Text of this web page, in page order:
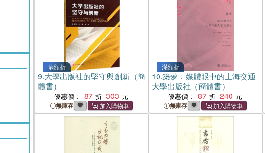
滿額折
9.大學出版社的堅守與創新（簡
體書）
優惠價： 87 303
無庫存
滿額折
10.築夢：媒體眼中的上海交通
大學出版社（簡體書）
優惠價： 87 240
無庫存